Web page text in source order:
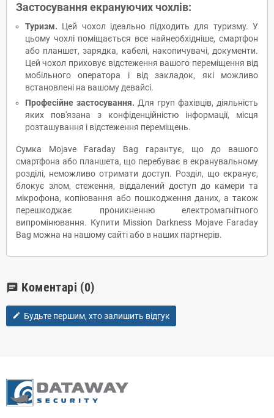
Застосування екрануючих чохлів:
Туризм. Цей чохол ідеально підходить для туризму. У
цьому чохлі поміщається все найнеобхідніше, смартфон
або планшет, зарядка, кабелі, накопичувачі, документи.
Цей чохол приховує відстеження вашого переміщення від
мобільного оператора і від закладок, які можливо
встановлені на вашому девайсі.
Професійне застосування. Для груп фахівців, діяльність
яких пов'язана з конфіденційністю інформації, місця
розташування і відстеження переміщень.
Сумка Mojave Faraday Bag гарантує, що до вашого
смартфона або планшета, що перебуває в екранувальному
розділі, неможливо отримати доступ. Розділ, що екранує,
блокує злом, стеження, віддалений доступ до камери та
мікрофона, копіювання або пошкодження даних, а також
перешкоджає проникненню електромагнітного
випромінювання. Купити Mission Darkness Mojave Faraday
Bag можна на нашому сайті або в наших партнерів.
chat Коментарі (0)
edit Будьте першим, хто залишить відгук